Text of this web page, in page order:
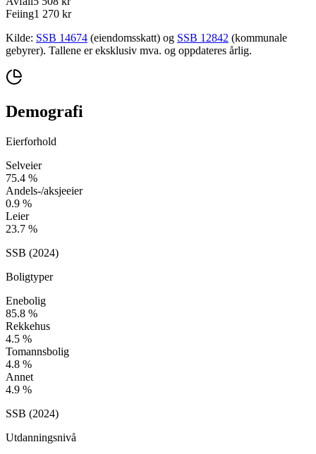
Feiing1 270 kr
Kilde: SSB 14674 (eiendomsskatt) og SSB 12842 (kommunale
gebyrer). Tallene er eksklusiv mva. og oppdateres årlig.
Demografi
Eierforhold
Selveier
75.4 %
Andels-/aksjeeier
0.9 %
Leier
23.7 %
SSB (2024)
Boligtyper
Enebolig
85.8 %
Rekkehus
4.5 %
Tomannsbolig
4.8 %
Annet
4.9 %
SSB (2024)
Utdanningsnivå